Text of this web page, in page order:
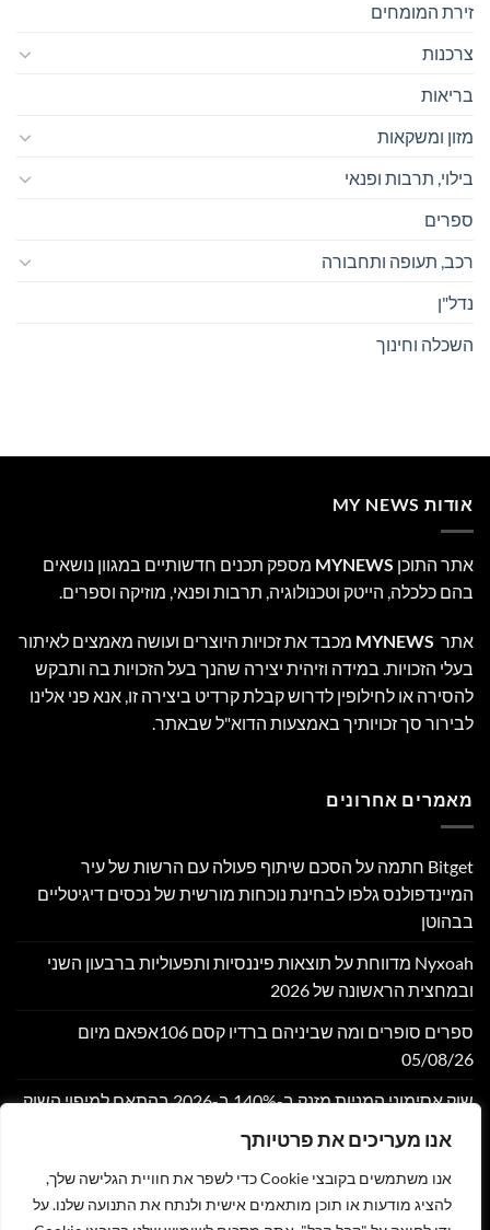
אנו מעריכים את פרטיותך
אנו משתמשים בקובצי Cookie כדי לשפר את חוויית הגלישה שלך,
להציג מודעות או תוכן מותאמים אישית ולנתח את התנועה שלנו. על
זירת המומחים
צרכנות
בריאות
מזון ומשקאות
בילוי, תרבות ופנאי
ספרים
רכב, תעופה ותחבורה
נדל"ן
השכלה וחינוך
אודות MY NEWS
אתר התוכן MYNEWS מספק תכנים חדשותיים במגוון נושאים
בהם כלכלה, הייטק וטכנולוגיה, תרבות ופנאי, מוזיקה וספרים.
אתר MYNEWS מכבד את זכויות היוצרים ועושה מאמצים לאיתור
בעלי הזכויות. במידה וזיהית יצירה שהנך בעל הזכויות בה ותבקש
להסירה או לחילופין לדרוש קבלת קרדיט ביצירה זו, אנא פני אלינו
לבירור סך זכויותיך באמצעות הדוא"ל שבאתר.
מאמרים אחרונים
Bitget חתמה על הסכם שיתוף פעולה עם הרשות של עיר
המיינדפולנס גלפו לבחינת נוכחות מורשית של נכסים דיגיטליים
בבהוטן
Nyxoah מדווחת על תוצאות פיננסיות ותפעוליות ברבעון השני
ובמחצית הראשונה של 2026
ספרים סופרים ומה שביניהם ברדיו קסם 106אפאם מיום
05/08/26
שוק אסימוני המניות מזנק ב-140% ב-2026 בהתאם למיפוי השוק
Moove גייסה 250 מיליון דולר לפי שווי של 2.1 מיליארד דולר,
במטרה להרחיב את התשתית הגלובלית לתחבורה אוטונומית